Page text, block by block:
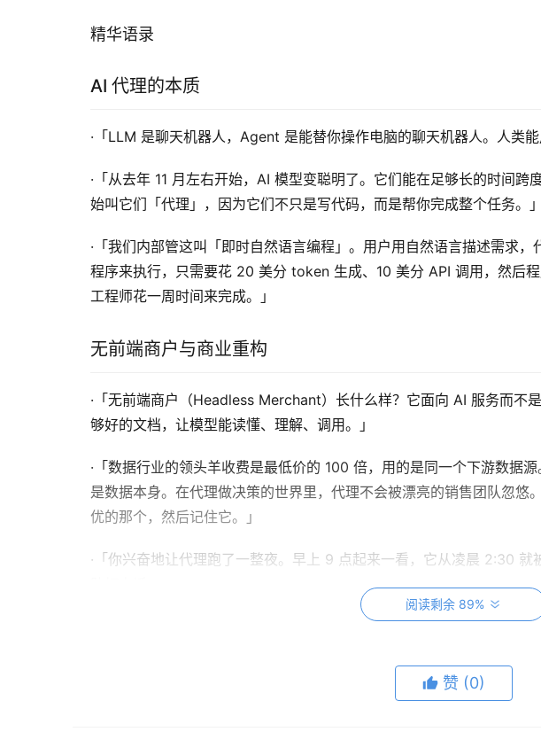
精华语录
AI 代理的本质
·「LLM 是聊天机器人，Agent 是能替你操作电脑的聊天机器人。人类能
·「从去年 11 月左右开始，AI 模型变聪明了。它们能在足够长的时间
始叫它们「代理」，因为它们不只是写代码，而是帮你完成整个任务。」
·「我们内部管这叫「即时自然语言编程」。用户用自然语言描述需求
程序来执行，只需要花 20 美分 token 生成、10 美分 API 调用，然后
工程师花一周时间来完成。」
无前端商户与商业重构
·「无前端商户（Headless Merchant）长什么样？它面向 AI 服务而不
够好的文档，让模型能读懂、理解、调用。」
·「数据行业的领头羊收费是最低价的 100 倍，用的是同一个下游数据
是数据本身。在代理做决策的世界里，代理不会被漂亮的销售团队忽悠
优的那个，然后记住它。」
·「你兴奋地让代理跑了一整夜。早上 9 点起来一看，它从凌晨 2:30
·「互联网自 2000 年以来的经济契约是靠分心赚钱。代理不会分心。
阅读剩余 89%
赞 (0)